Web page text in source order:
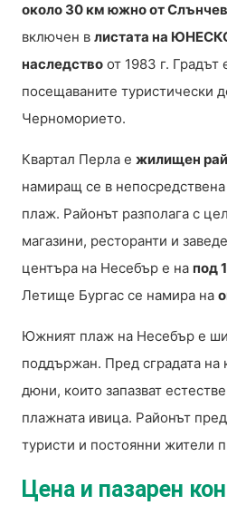
около 30 км южно от
включен в листата на
наследство от 1983 г. Градът
посещаваните туристически
Черноморието.
Квартал Перла е жилищен
намиращ се в
плаж. Районът разполага с
магазини, ресторанти и
центъра на Несебър е на под
Летище Бургас се намира на
Южният плаж на Несебър е
поддържан. Пред сградата на
дюни, които запазват
плажната ивица. Районът
туристи и постоянни жители
Цена и пазарен